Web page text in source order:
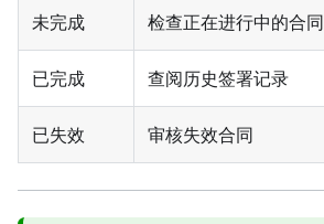
未完成 检查正在进行中的合同
已完成 查阅历史签署记录
已失效 审核失效合同